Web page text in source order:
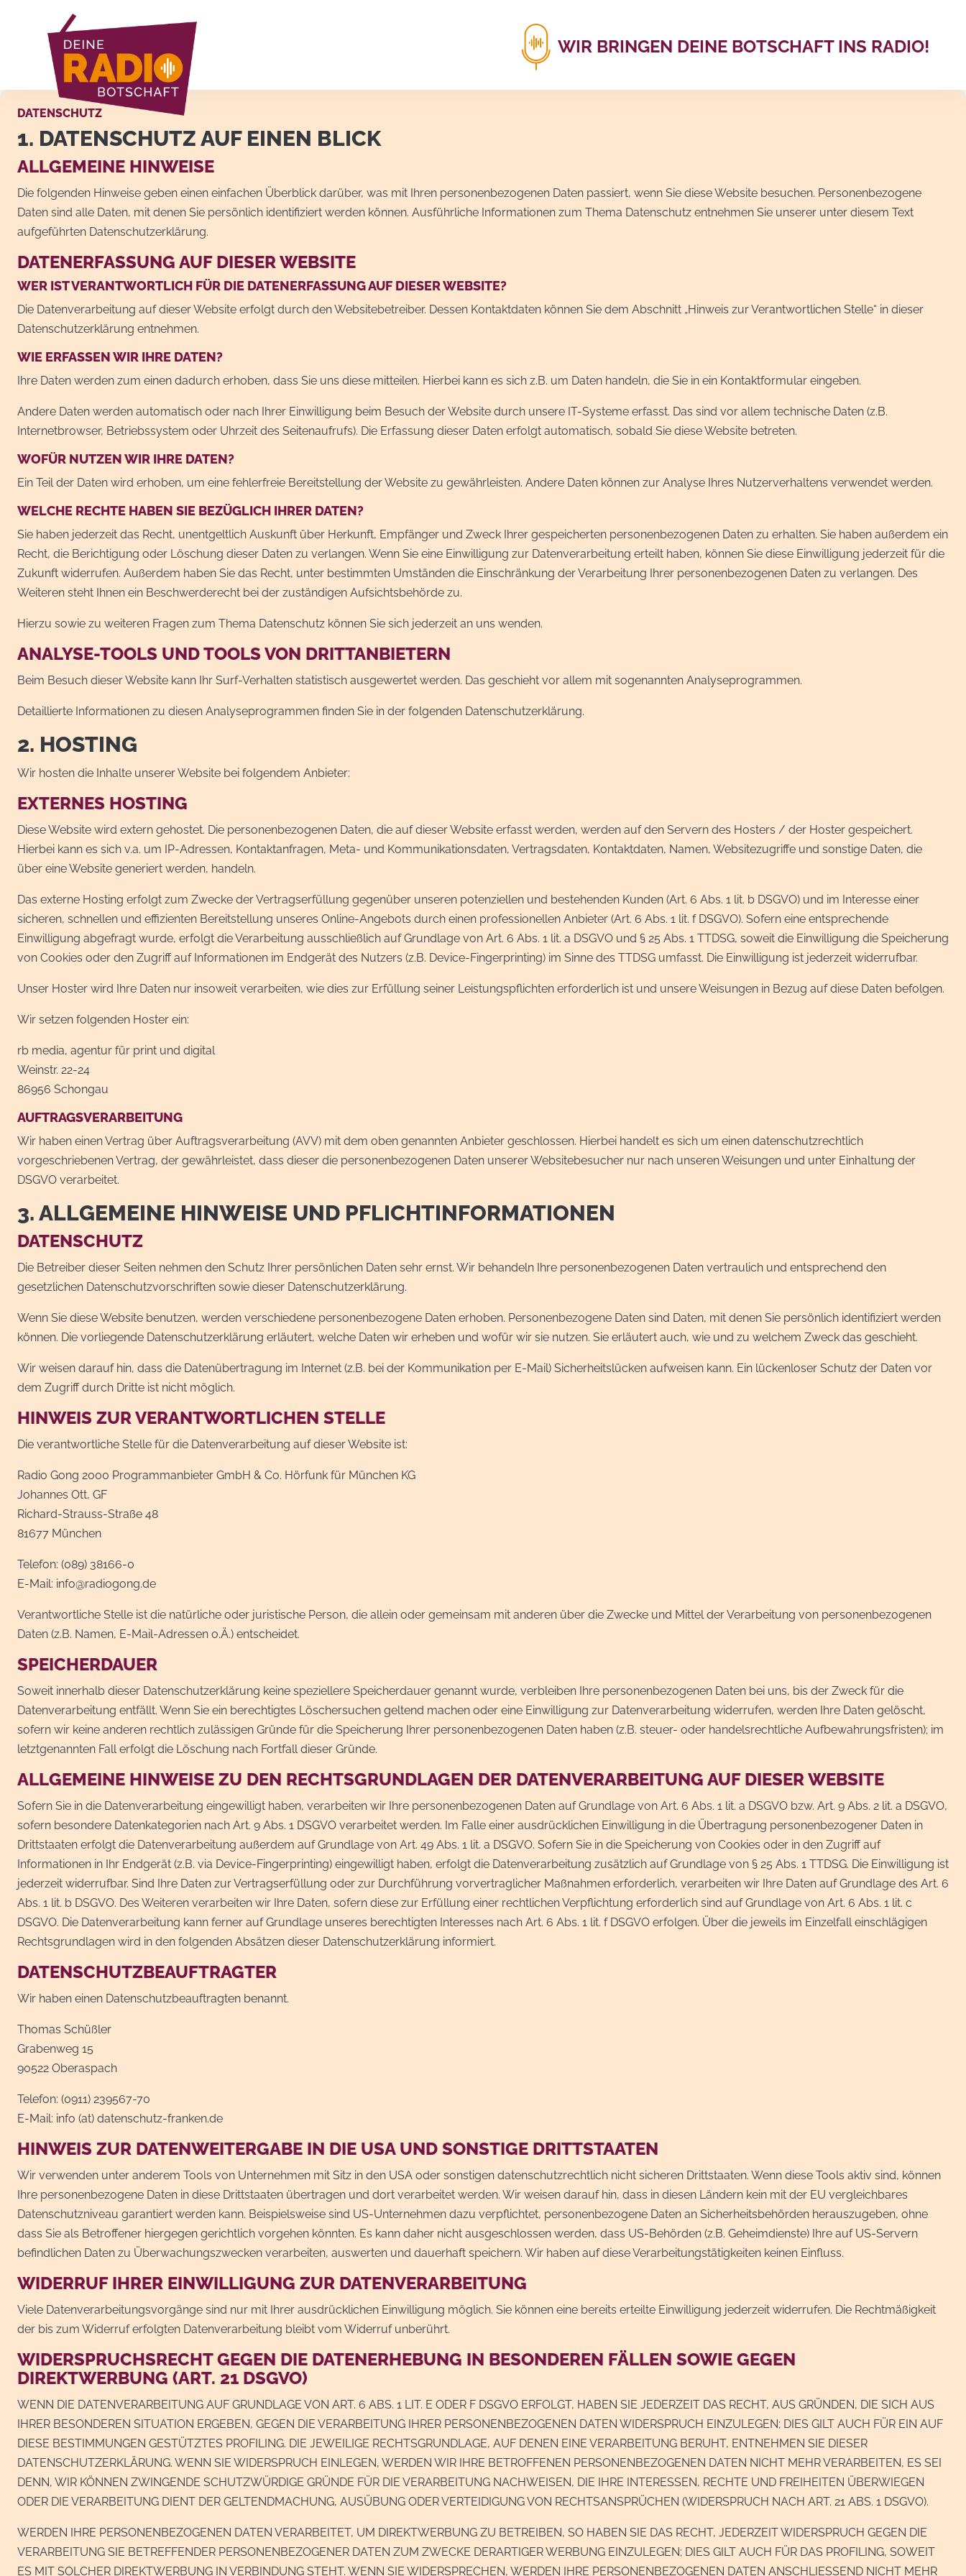
WIR BRINGEN DEINE BOTSCHAFT INS RADIO!
DATENSCHUTZ
1. DATENSCHUTZ AUF EINEN BLICK
ALLGEMEINE HINWEISE
Die folgenden Hinweise geben einen einfachen Überblick darüber, was mit Ihren personenbezogenen Daten passiert, wenn Sie diese Website besuchen. Personenbezogene
Daten sind alle Daten, mit denen Sie persönlich identifiziert werden können. Ausführliche Informationen zum Thema Datenschutz entnehmen Sie unserer unter diesem Text
aufgeführten Datenschutzerklärung.
DATENERFASSUNG AUF DIESER WEBSITE
WER IST VERANTWORTLICH FÜR DIE DATENERFASSUNG AUF DIESER WEBSITE?
Die Datenverarbeitung auf dieser Website erfolgt durch den Websitebetreiber. Dessen Kontaktdaten können Sie dem Abschnitt „Hinweis zur Verantwortlichen Stelle“ in dieser
Datenschutzerklärung entnehmen.
WIE ERFASSEN WIR IHRE DATEN?
Ihre Daten werden zum einen dadurch erhoben, dass Sie uns diese mitteilen. Hierbei kann es sich z.B. um Daten handeln, die Sie in ein Kontaktformular eingeben.
Andere Daten werden automatisch oder nach Ihrer Einwilligung beim Besuch der Website durch unsere IT-Systeme erfasst. Das sind vor allem technische Daten (z.B.
Internetbrowser, Betriebssystem oder Uhrzeit des Seitenaufrufs). Die Erfassung dieser Daten erfolgt automatisch, sobald Sie diese Website betreten.
WOFÜR NUTZEN WIR IHRE DATEN?
Ein Teil der Daten wird erhoben, um eine fehlerfreie Bereitstellung der Website zu gewährleisten. Andere Daten können zur Analyse Ihres Nutzerverhaltens verwendet werden.
WELCHE RECHTE HABEN SIE BEZÜGLICH IHRER DATEN?
Sie haben jederzeit das Recht, unentgeltlich Auskunft über Herkunft, Empfänger und Zweck Ihrer gespeicherten personenbezogenen Daten zu erhalten. Sie haben außerdem ein
Recht, die Berichtigung oder Löschung dieser Daten zu verlangen. Wenn Sie eine Einwilligung zur Datenverarbeitung erteilt haben, können Sie diese Einwilligung jederzeit für die
Zukunft widerrufen. Außerdem haben Sie das Recht, unter bestimmten Umständen die Einschränkung der Verarbeitung Ihrer personenbezogenen Daten zu verlangen. Des
Weiteren steht Ihnen ein Beschwerderecht bei der zuständigen Aufsichtsbehörde zu.
Hierzu sowie zu weiteren Fragen zum Thema Datenschutz können Sie sich jederzeit an uns wenden.
ANALYSE-TOOLS UND TOOLS VON DRITTANBIETERN
Beim Besuch dieser Website kann Ihr Surf-Verhalten statistisch ausgewertet werden. Das geschieht vor allem mit sogenannten Analyseprogrammen.
Detaillierte Informationen zu diesen Analyseprogrammen finden Sie in der folgenden Datenschutzerklärung.
2. HOSTING
Wir hosten die Inhalte unserer Website bei folgendem Anbieter:
EXTERNES HOSTING
Diese Website wird extern gehostet. Die personenbezogenen Daten, die auf dieser Website erfasst werden, werden auf den Servern des Hosters / der Hoster gespeichert.
Hierbei kann es sich v.a. um IP-Adressen, Kontaktanfragen, Meta- und Kommunikationsdaten, Vertragsdaten, Kontaktdaten, Namen, Websitezugriffe und sonstige Daten, die
über eine Website generiert werden, handeln.
Das externe Hosting erfolgt zum Zwecke der Vertragserfüllung gegenüber unseren potenziellen und bestehenden Kunden (Art. 6 Abs. 1 lit. b DSGVO) und im Interesse einer
sicheren, schnellen und effizienten Bereitstellung unseres Online-Angebots durch einen professionellen Anbieter (Art. 6 Abs. 1 lit. f DSGVO). Sofern eine entsprechende
Einwilligung abgefragt wurde, erfolgt die Verarbeitung ausschließlich auf Grundlage von Art. 6 Abs. 1 lit. a DSGVO und § 25 Abs. 1 TTDSG, soweit die Einwilligung die Speicherung
von Cookies oder den Zugriff auf Informationen im Endgerät des Nutzers (z.B. Device-Fingerprinting) im Sinne des TTDSG umfasst. Die Einwilligung ist jederzeit widerrufbar.
Unser Hoster wird Ihre Daten nur insoweit verarbeiten, wie dies zur Erfüllung seiner Leistungspflichten erforderlich ist und unsere Weisungen in Bezug auf diese Daten befolgen.
Wir setzen folgenden Hoster ein:
rb media, agentur für print und digital
Weinstr. 22-24
86956 Schongau
AUFTRAGSVERARBEITUNG
Wir haben einen Vertrag über Auftragsverarbeitung (AVV) mit dem oben genannten Anbieter geschlossen. Hierbei handelt es sich um einen datenschutzrechtlich
vorgeschriebenen Vertrag, der gewährleistet, dass dieser die personenbezogenen Daten unserer Websitebesucher nur nach unseren Weisungen und unter Einhaltung der
DSGVO verarbeitet.
3. ALLGEMEINE HINWEISE UND PFLICHTINFORMATIONEN
DATENSCHUTZ
Die Betreiber dieser Seiten nehmen den Schutz Ihrer persönlichen Daten sehr ernst. Wir behandeln Ihre personenbezogenen Daten vertraulich und entsprechend den
gesetzlichen Datenschutzvorschriften sowie dieser Datenschutzerklärung.
Wenn Sie diese Website benutzen, werden verschiedene personenbezogene Daten erhoben. Personenbezogene Daten sind Daten, mit denen Sie persönlich identifiziert werden
können. Die vorliegende Datenschutzerklärung erläutert, welche Daten wir erheben und wofür wir sie nutzen. Sie erläutert auch, wie und zu welchem Zweck das geschieht.
Wir weisen darauf hin, dass die Datenübertragung im Internet (z.B. bei der Kommunikation per E-Mail) Sicherheitslücken aufweisen kann. Ein lückenloser Schutz der Daten vor
dem Zugriff durch Dritte ist nicht möglich.
HINWEIS ZUR VERANTWORTLICHEN STELLE
Die verantwortliche Stelle für die Datenverarbeitung auf dieser Website ist:
Radio Gong 2000 Programmanbieter GmbH & Co. Hörfunk für München KG
Johannes Ott, GF
Richard-Strauss-Straße 48
81677 München
Telefon: (089) 38166-0
E-Mail: info@radiogong.de
Verantwortliche Stelle ist die natürliche oder juristische Person, die allein oder gemeinsam mit anderen über die Zwecke und Mittel der Verarbeitung von personenbezogenen
Daten (z.B. Namen, E-Mail-Adressen o.Ä.) entscheidet.
SPEICHERDAUER
Soweit innerhalb dieser Datenschutzerklärung keine speziellere Speicherdauer genannt wurde, verbleiben Ihre personenbezogenen Daten bei uns, bis der Zweck für die
Datenverarbeitung entfällt. Wenn Sie ein berechtigtes Löschersuchen geltend machen oder eine Einwilligung zur Datenverarbeitung widerrufen, werden Ihre Daten gelöscht,
sofern wir keine anderen rechtlich zulässigen Gründe für die Speicherung Ihrer personenbezogenen Daten haben (z.B. steuer- oder handelsrechtliche Aufbewahrungsfristen); im
letztgenannten Fall erfolgt die Löschung nach Fortfall dieser Gründe.
ALLGEMEINE HINWEISE ZU DEN RECHTSGRUNDLAGEN DER DATENVERARBEITUNG AUF DIESER WEBSITE
Sofern Sie in die Datenverarbeitung eingewilligt haben, verarbeiten wir Ihre personenbezogenen Daten auf Grundlage von Art. 6 Abs. 1 lit. a DSGVO bzw. Art. 9 Abs. 2 lit. a DSGVO,
sofern besondere Datenkategorien nach Art. 9 Abs. 1 DSGVO verarbeitet werden. Im Falle einer ausdrücklichen Einwilligung in die Übertragung personenbezogener Daten in
Drittstaaten erfolgt die Datenverarbeitung außerdem auf Grundlage von Art. 49 Abs. 1 lit. a DSGVO. Sofern Sie in die Speicherung von Cookies oder in den Zugriff auf
Informationen in Ihr Endgerät (z.B. via Device-Fingerprinting) eingewilligt haben, erfolgt die Datenverarbeitung zusätzlich auf Grundlage von § 25 Abs. 1 TTDSG. Die Einwilligung ist
jederzeit widerrufbar. Sind Ihre Daten zur Vertragserfüllung oder zur Durchführung vorvertraglicher Maßnahmen erforderlich, verarbeiten wir Ihre Daten auf Grundlage des Art. 6
Abs. 1 lit. b DSGVO. Des Weiteren verarbeiten wir Ihre Daten, sofern diese zur Erfüllung einer rechtlichen Verpflichtung erforderlich sind auf Grundlage von Art. 6 Abs. 1 lit. c
DSGVO. Die Datenverarbeitung kann ferner auf Grundlage unseres berechtigten Interesses nach Art. 6 Abs. 1 lit. f DSGVO erfolgen. Über die jeweils im Einzelfall einschlägigen
Rechtsgrundlagen wird in den folgenden Absätzen dieser Datenschutzerklärung informiert.
DATENSCHUTZBEAUFTRAGTER
Wir haben einen Datenschutzbeauftragten benannt.
Thomas Schüßler
Grabenweg 15
90522 Oberaspach
Telefon: (0911) 239567-70
E-Mail: info (at) datenschutz-franken.de
HINWEIS ZUR DATENWEITERGABE IN DIE USA UND SONSTIGE DRITTSTAATEN
Wir verwenden unter anderem Tools von Unternehmen mit Sitz in den USA oder sonstigen datenschutzrechtlich nicht sicheren Drittstaaten. Wenn diese Tools aktiv sind, können
Ihre personenbezogene Daten in diese Drittstaaten übertragen und dort verarbeitet werden. Wir weisen darauf hin, dass in diesen Ländern kein mit der EU vergleichbares
Datenschutzniveau garantiert werden kann. Beispielsweise sind US-Unternehmen dazu verpflichtet, personenbezogene Daten an Sicherheitsbehörden herauszugeben, ohne
dass Sie als Betroffener hiergegen gerichtlich vorgehen könnten. Es kann daher nicht ausgeschlossen werden, dass US-Behörden (z.B. Geheimdienste) Ihre auf US-Servern
befindlichen Daten zu Überwachungszwecken verarbeiten, auswerten und dauerhaft speichern. Wir haben auf diese Verarbeitungstätigkeiten keinen Einfluss.
WIDERRUF IHRER EINWILLIGUNG ZUR DATENVERARBEITUNG
Viele Datenverarbeitungsvorgänge sind nur mit Ihrer ausdrücklichen Einwilligung möglich. Sie können eine bereits erteilte Einwilligung jederzeit widerrufen. Die Rechtmäßigkeit
der bis zum Widerruf erfolgten Datenverarbeitung bleibt vom Widerruf unberührt.
WIDERSPRUCHSRECHT GEGEN DIE DATENERHEBUNG IN BESONDEREN FÄLLEN SOWIE GEGEN
DIREKTWERBUNG (ART. 21 DSGVO)
WENN DIE DATENVERARBEITUNG AUF GRUNDLAGE VON ART. 6 ABS. 1 LIT. E ODER F DSGVO ERFOLGT, HABEN SIE JEDERZEIT DAS RECHT, AUS GRÜNDEN, DIE SICH AUS
IHRER BESONDEREN SITUATION ERGEBEN, GEGEN DIE VERARBEITUNG IHRER PERSONENBEZOGENEN DATEN WIDERSPRUCH EINZULEGEN; DIES GILT AUCH FÜR EIN AUF
DIESE BESTIMMUNGEN GESTÜTZTES PROFILING. DIE JEWEILIGE RECHTSGRUNDLAGE, AUF DENEN EINE VERARBEITUNG BERUHT, ENTNEHMEN SIE DIESER
DATENSCHUTZERKLÄRUNG. WENN SIE WIDERSPRUCH EINLEGEN, WERDEN WIR IHRE BETROFFENEN PERSONENBEZOGENEN DATEN NICHT MEHR VERARBEITEN, ES SEI
DENN, WIR KÖNNEN ZWINGENDE SCHUTZWÜRDIGE GRÜNDE FÜR DIE VERARBEITUNG NACHWEISEN, DIE IHRE INTERESSEN, RECHTE UND FREIHEITEN ÜBERWIEGEN
ODER DIE VERARBEITUNG DIENT DER GELTENDMACHUNG, AUSÜBUNG ODER VERTEIDIGUNG VON RECHTSANSPRÜCHEN (WIDERSPRUCH NACH ART. 21 ABS. 1 DSGVO).
WERDEN IHRE PERSONENBEZOGENEN DATEN VERARBEITET, UM DIREKTWERBUNG ZU BETREIBEN, SO HABEN SIE DAS RECHT, JEDERZEIT WIDERSPRUCH GEGEN DIE
VERARBEITUNG SIE BETREFFENDER PERSONENBEZOGENER DATEN ZUM ZWECKE DERARTIGER WERBUNG EINZULEGEN; DIES GILT AUCH FÜR DAS PROFILING, SOWEIT
ES MIT SOLCHER DIREKTWERBUNG IN VERBINDUNG STEHT. WENN SIE WIDERSPRECHEN, WERDEN IHRE PERSONENBEZOGENEN DATEN ANSCHLIESSEND NICHT MEHR